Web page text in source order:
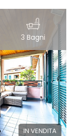
3 Bagni
IN VENDITA